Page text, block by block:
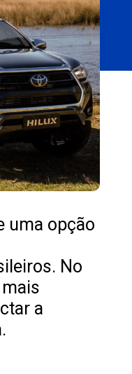
uma opção
No
a